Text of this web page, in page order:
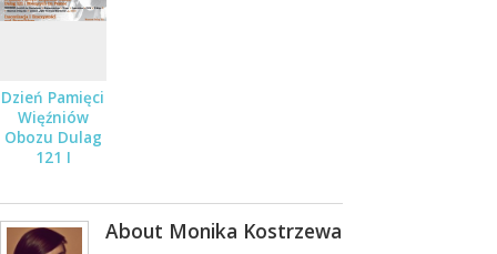
Dzień Pamięci
Więźniów
Obozu Dulag
121 I
About Monika Kostrzewa